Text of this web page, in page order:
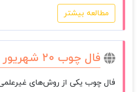
مطالعه بیشتر
فال چوب ۲۰ شهریور ۱۴۰۲
فال چوب یکی از روش‌های